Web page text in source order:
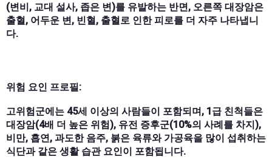
(변비, 교대 설사, 좁은 변)를 유발하는 반면, 오른쪽 대장암은
출혈, 어두운 변, 빈혈, 출혈로 인한 피로를 더 자주 나타냅니
다.
위험 요인 프로필:
고위험군에는 45세 이상의 사람들이 포함되며, 1급 친척들은
대장암(4배 더 높은 위험), 유전 증후군(10%의 사례를 차지),
비만, 흡연, 과도한 음주, 붉은 육류와 가공육을 많이 섭취하는
식단과 같은 생활 습관 요인이 포함됩니다.